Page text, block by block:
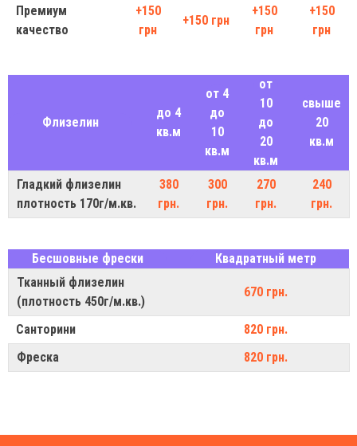
Премиум
качество
+150
грн
+150 грн
+150
грн
+150
грн
Флизелин
до 4
кв.м
от 4
до
10
кв.м
от
10
до
20
кв.м
свыше
20
кв.м
Гладкий флизелин
плотность 170г/м.кв.
380
грн.
300
грн.
270
грн.
240
грн.
Бесшовные фрески
Квадратный метр
Тканный флизелин
(плотность 450г/м.кв.)
670 грн.
Санторини
820 грн.
Фреска
820 грн.